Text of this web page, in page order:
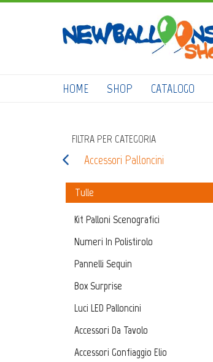
HOME SHOP CATALOGO
FILTRA PER CATEGORIA
Accessori Palloncini
Tulle
Kit Palloni Scenografici
Numeri In Polistirolo
Pannelli Sequin
Box Surprise
Luci LED Palloncini
Accessori Da Tavolo
Accessori Gonfiaggio Elio